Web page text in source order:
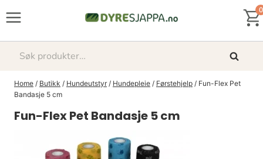
0
Søk
Søk
Home / Butikk / Hundeutstyr / Hundepleie / Førstehjelp / Fun-Flex Pet
Bandasje 5 cm
Fun-Flex Pet Bandasje 5 cm